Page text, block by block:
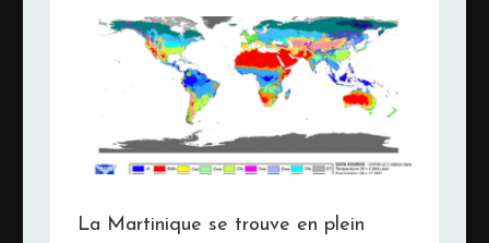
La Martinique se trouve en plein